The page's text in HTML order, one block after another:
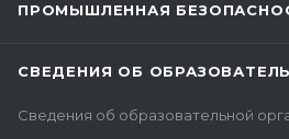
ПРОМЫШЛЕННАЯ
СВЕДЕНИЯ ОБ
Сведения об образовательной